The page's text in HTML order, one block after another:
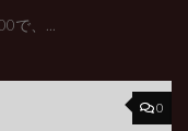
で、...
0